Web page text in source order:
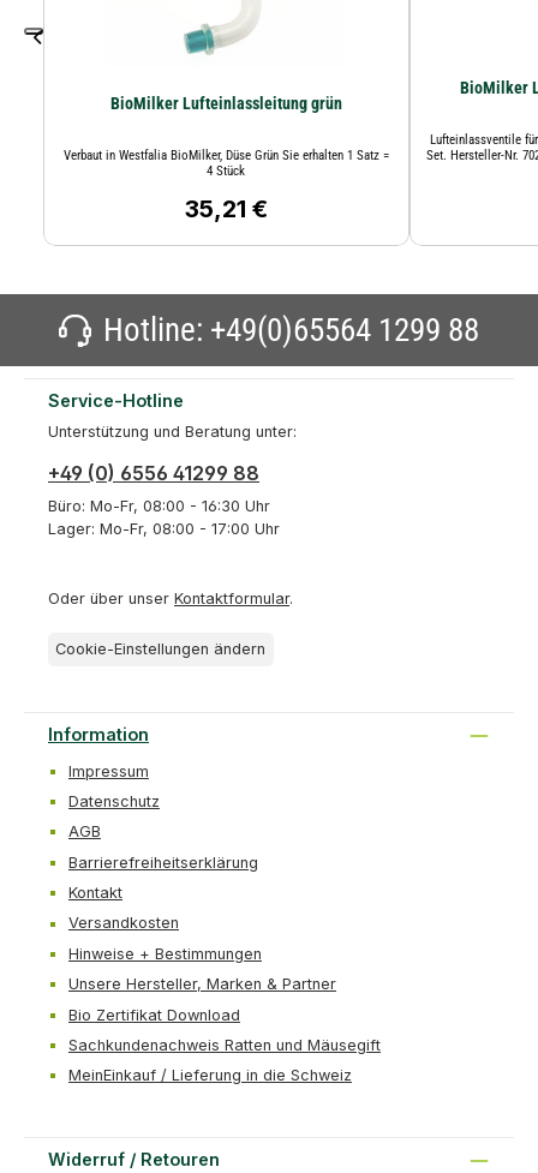
BioMilker Lufteinlassleitung grün
Verbaut in Westfalia BioMilker, Düse Grün Sie erhalten 1 Satz =
4 Stück
Regulärer Preis:
35,21 €
BioMilker
Lufteinlassventile
Set. Hersteller-Nr.
Hotline: +49(0)65564 1299 88
Service-Hotline
Unterstützung und Beratung unter:
+49 (0) 6556 41299 88
Büro: Mo-Fr, 08:00 - 16:30 Uhr
Lager: Mo-Fr, 08:00 - 17:00 Uhr
Oder über unser Kontaktformular.
Cookie-Einstellungen ändern
Information
Impressum
Datenschutz
AGB
Barrierefreiheitserklärung
Kontakt
Versandkosten
Hinweise + Bestimmungen
Unsere Hersteller, Marken & Partner
Bio Zertifikat Download
Sachkundenachweis Ratten und Mäusegift
MeinEinkauf / Lieferung in die Schweiz
Widerruf / Retouren